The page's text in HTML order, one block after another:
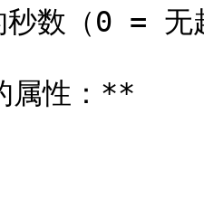
的秒数（0
属性：**